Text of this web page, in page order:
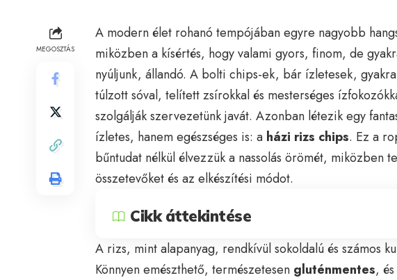
MEGOSZTÁS
A modern élet rohanó tempójában egyre nagyobb
miközben a kísértés, hogy valami gyors, finom, de
nyúljunk, állandó. A bolti chips-ek, bár ízletesek,
túlzott sóval, telített zsírokkal és mesterséges
szolgálják szervezetünk javát. Azonban létezik egy
ízletes, hanem egészséges is: a házi rizs chips. Ez a
bűntudat nélkül élvezzük a nassolás örömét, miközben
összetevőket és az elkészítési módot.
Cikk áttekintése
A rizs, mint alapanyag, rendkívül sokoldalú és számos
Könnyen emészthető, természetesen gluténmentes,